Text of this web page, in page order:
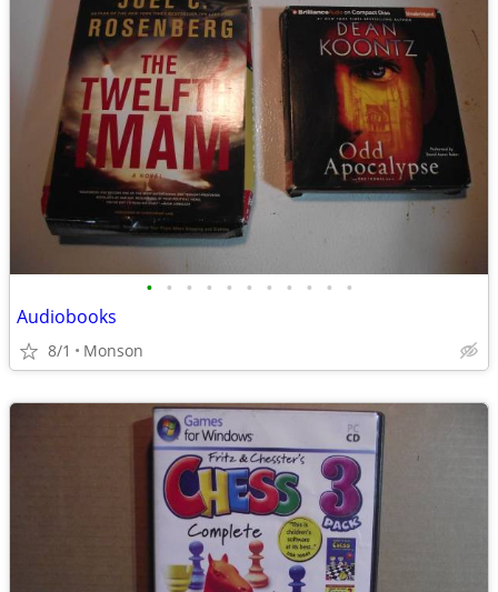
• • • • • • • • • • •
Audiobooks
8/1 Monson